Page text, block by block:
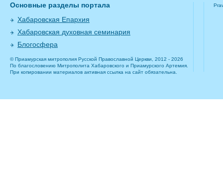
Основные разделы портала
Хабаровская Епархия
Хабаровская духовная семинария
Блогосфера
© Приамурская митрополия Русской Православной Церкви, 2012 - 2026
По благословению Митрополита Хабаровского и Приамурского Артемия.
При копировании материалов активная ссылка на сайт обязательна.